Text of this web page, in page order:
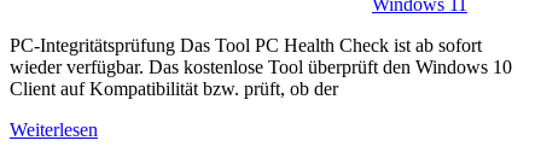
Windows 11
PC-Integritätsprüfung Das Tool PC Health Check ist ab sofort
wieder verfügbar. Das kostenlose Tool überprüft den Windows 10
Client auf Kompatibilität bzw. prüft, ob der
Weiterlesen